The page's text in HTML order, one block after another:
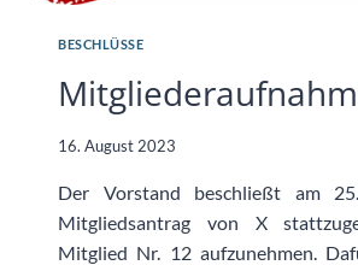
BESCHLÜSSE
16. August 2023
Der Vorstand beschließt am
Mitgliedsantrag von X
Mitglied Nr. 12 aufzunehmen.